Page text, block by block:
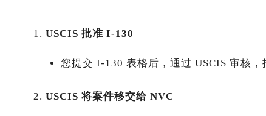
USCIS 批准 I-130
您提交 I-130 表格后，通过 USCIS 审核，
USCIS 将案件移交给 NVC